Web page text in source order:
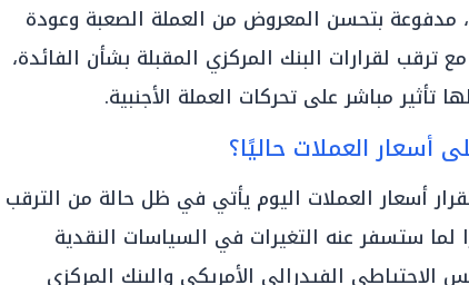
مدفوعة بتحسن المعروض من العملة الصعبة وعودة
ترقب لقرارات البنك المركزي المقبلة بشأن الفائدة،
تأثير مباشر على تحركات العملة الأجنبية.
أسعار العملات حاليًا؟
أسعار العملات اليوم يأتي في ظل حالة من الترقب
لما ستسفر عنه التغيرات في السياسات النقدية
الاحتياطي الفيدرالي الأمريكي والبنك المركزي